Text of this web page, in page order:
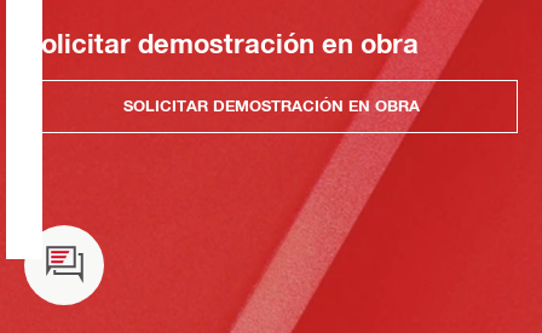
Solicitar demostración en obra
SOLICITAR DEMOSTRACIÓN EN OBRA